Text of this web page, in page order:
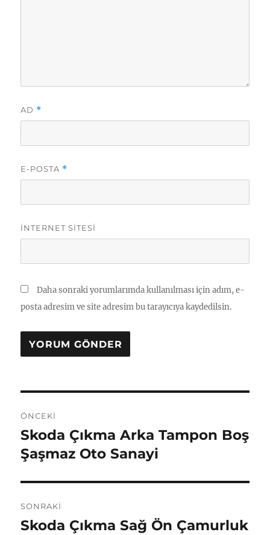
AD *
E-POSTA *
İNTERNET SITESI
Daha sonraki yorumlarımda kullanılması için adım, e-
posta adresim ve site adresim bu tarayıcıya kaydedilsin.
gezinmesi
ÖNCEKI
Önceki
yazı:
Skoda Çıkma Arka Tampon Boş
Şaşmaz Oto Sanayi
SONRAKI
Sonraki
Skoda Çıkma Sağ Ön Çamurluk